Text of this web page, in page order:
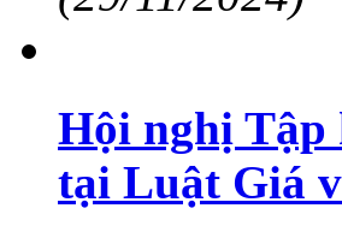
Hội nghị Tập
tại Luật Giá